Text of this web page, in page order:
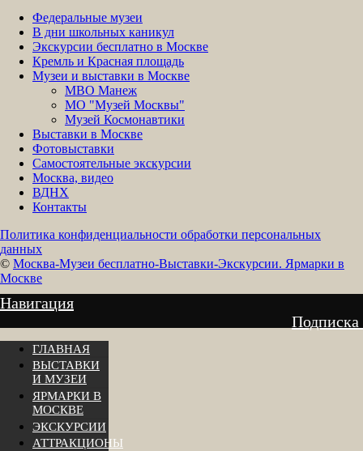
Федеральные музеи
В дни школьных каникул
Экскурсии бесплатно в Москве
Кремль и Красная площадь
Музеи и выставки в Москве
МВО Манеж
МО "Музей Москвы"
Музей Космонавтики
Выставки в Москве
Фотовыставки
Самостоятельные экскурсии
Москва, видео
ВДНХ
Контакты
Политика конфиденциальности обработки персональных
данных
© Москва-Музеи бесплатно-Выставки-Экскурсии. Ярмарки в
Москве
Навигация
Подписка
ГЛАВНАЯ
ВЫСТАВКИ
И МУЗЕИ
ЯРМАРКИ В
МОСКВЕ
ЭКСКУРСИИ
АТТРАКЦИОНЫ